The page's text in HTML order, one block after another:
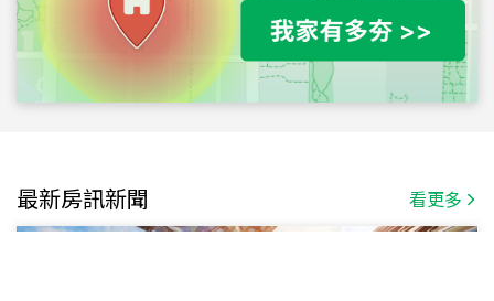
最新房訊新聞 看更多